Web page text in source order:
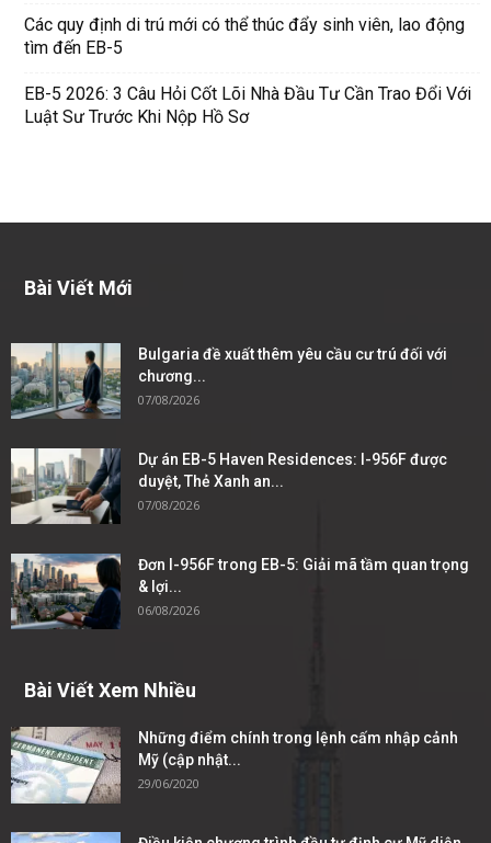
Các quy định di trú mới có thể thúc đẩy sinh viên, lao động
tìm đến EB-5
EB-5 2026: 3 Câu Hỏi Cốt Lõi Nhà Đầu Tư Cần Trao Đổi Với
Luật Sư Trước Khi Nộp Hồ Sơ
Bài Viết Mới
Bulgaria đề xuất thêm yêu cầu cư trú đối với
chương...
07/08/2026
Dự án EB-5 Haven Residences: I-956F được
duyệt, Thẻ Xanh an...
07/08/2026
Đơn I-956F trong EB-5: Giải mã tầm quan trọng
& lợi...
06/08/2026
Bài Viết Xem Nhiều
Những điểm chính trong lệnh cấm nhập cảnh
Mỹ (cập nhật...
29/06/2020